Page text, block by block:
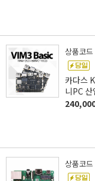
상품코드
카다스
니PC
상품코드